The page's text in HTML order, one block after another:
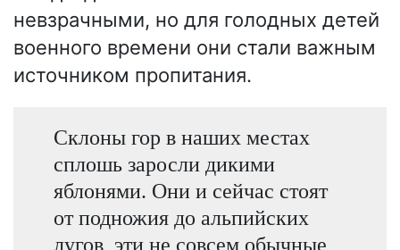
невзрачными, но для голодных детей
военного времени они стали важным
источником пропитания.
Склоны гор в наших местах
сплошь заросли дикими
яблонями. Они и сейчас стоят
от подножия до альпийских
лугов, эти не совсем обычные